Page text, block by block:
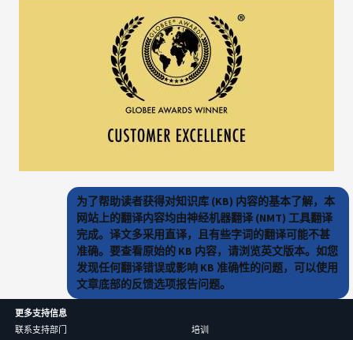
为了帮助读者获得对知识库 (KB) 内容的基本了解，本
网站上的翻译内容均由神经机器翻译 (NMT) 工具翻译
完成。译文多采用直译，且有些字词的翻译可能不甚
准确。要查看原始的 KB 内容，请浏览英文版本。如您
发现任何翻译错误或影响 KB 准确性的问题，可以使用
文章底部的反馈选项报告问题。
更多支持信息
联系支持部门
培训